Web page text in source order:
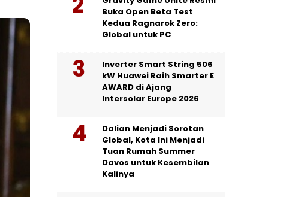
Buka Open Beta Test
Kedua Ragnarok Zero:
Global untuk PC
Inverter Smart String 506
kW Huawei Raih Smarter E
AWARD di Ajang
Intersolar Europe 2026
Dalian Menjadi Sorotan
Global, Kota Ini Menjadi
Tuan Rumah Summer
Davos untuk Kesembilan
Kalinya